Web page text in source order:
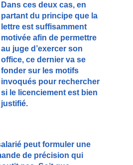
Dans ces deux cas, en
partant du principe que la
lettre est suffisamment
motivée afin de permettre
au juge d’exercer son
office, ce dernier va se
fonder sur les motifs
invoqués pour rechercher
si le licenciement est bien
justifié.
peut formuler une
de précision qui